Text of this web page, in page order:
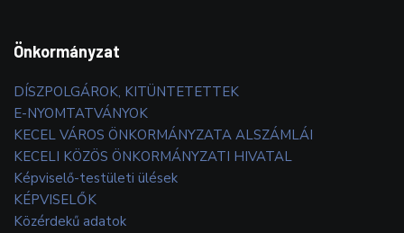
Önkormányzat
DÍSZPOLGÁROK, KITÜNTETETTEK
E-NYOMTATVÁNYOK
KECEL VÁROS ÖNKORMÁNYZATA ALSZÁMLÁI
KECELI KÖZÖS ÖNKORMÁNYZATI HIVATAL
Képviselő-testületi ülések
KÉPVISELŐK
Közérdekű adatok